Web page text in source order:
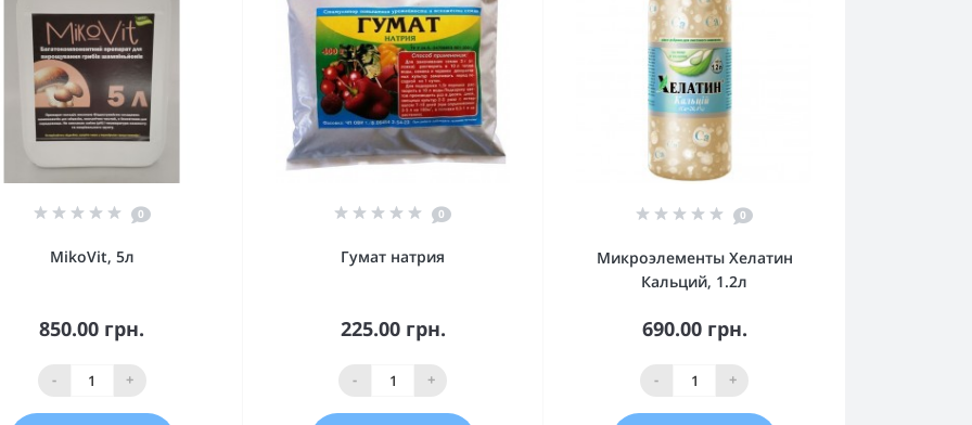
0
MikoVit, 5л
850.00 грн.
- +
0
Гумат натрия
225.00 грн.
- +
0
Микроэлементы Хелатин
Кальций, 1.2л
690.00 грн.
- +